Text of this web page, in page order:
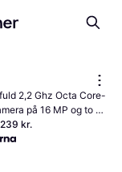
2,2 Ghz Octa Core-
på 16 MP og to
Du får desuden et
kr.